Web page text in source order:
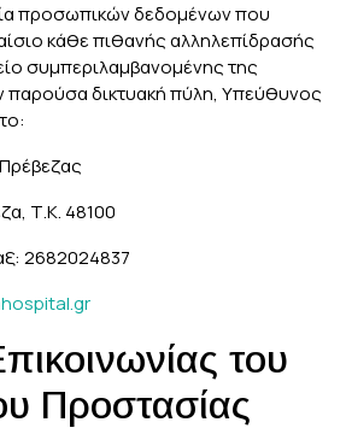
προσωπικών δεδομένων που
κάθε πιθανής αλληλεπίδρασής
συμπεριλαμβανομένης της
παρούσα δικτυακή πύλη, Υπεύθυνος
Τ.Κ. 48100
2682024837
του
Προστασίας